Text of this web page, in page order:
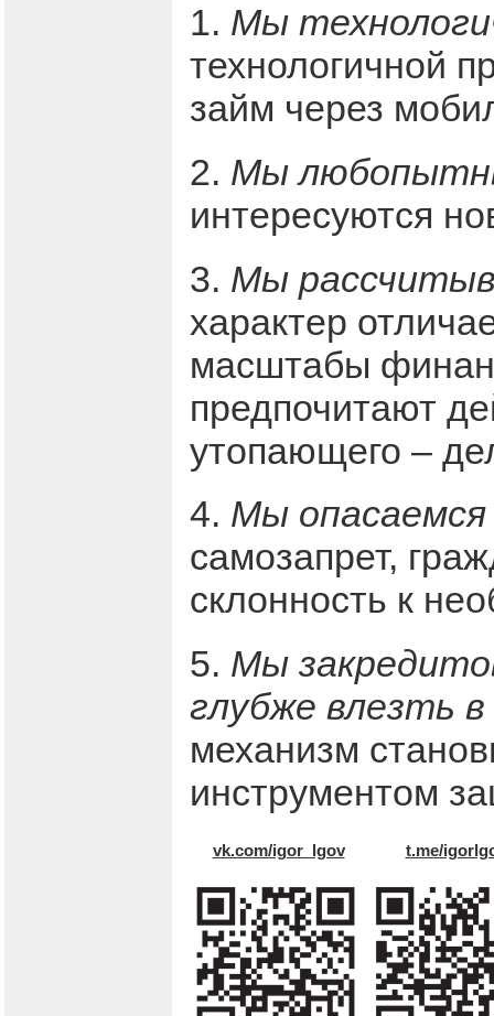
1. Мы
технологичной
займ через
2. Мы
интересуются
3. Мы
характер
масштабы
предпочитают
утопающего –
4. Мы опасаемся
самозапрет,
склонность к
5. Мы
глубже влезть в
механизм
инструментом
vk.com/igor_lgov t.me/